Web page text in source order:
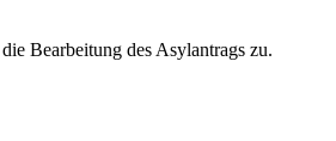
Bearbeitung des Asylantrags zu.